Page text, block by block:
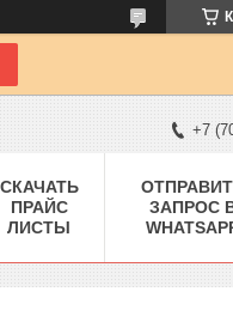
+7
СКАЧАТЬ
ПРАЙС
ЛИСТЫ
ЗАПРОС